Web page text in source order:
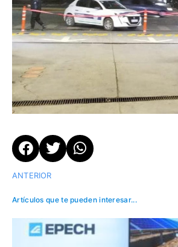
ANTERIOR
Artículos que te pueden interesar...